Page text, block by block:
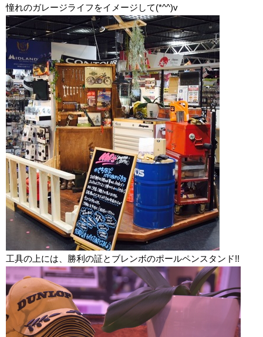
憧れのガレージライフをイメージして(*^^)v
工具の上には、勝利の証とブレンボのポールペンスタンド!!